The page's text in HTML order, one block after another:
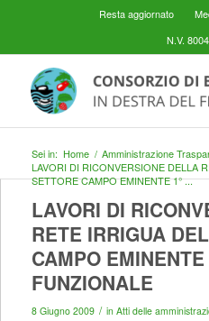
Resta aggiornato
N.V.
Sei in: Home / Amministrazione
LAVORI DI RICONVERSIONE DELLA
SETTORE CAMPO EMINENTE 1° ...
LAVORI DI
RETE IRRIGUA
CAMPO
FUNZIONALE
8 Giugno 2009 / in Atti delle